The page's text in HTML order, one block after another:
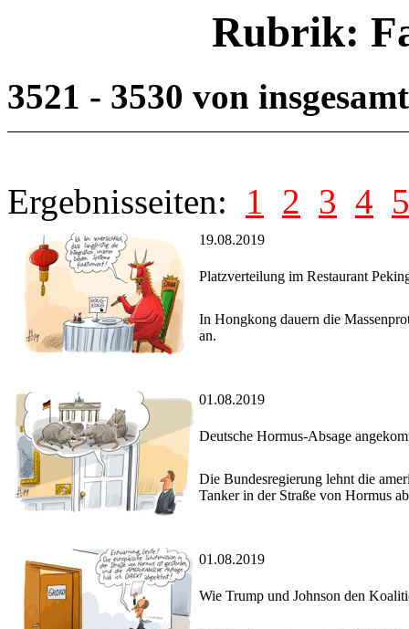
Rubrik:
3521 - 3530 von
Ergebnisseiten: 1 2 3 4 5
19.08.2019
Platzverteilung im Restaurant
In Hongkong dauern die
an.
01.08.2019
Deutsche Hormus-Absage
Die Bundesregierung lehnt die
Tanker in der Straße von Hormus
01.08.2019
Wie Trump und Johnson den